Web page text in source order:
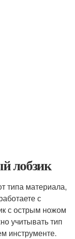
лобзик
типа материала,
с
с острым ножом
учитывать тип
инструменте.